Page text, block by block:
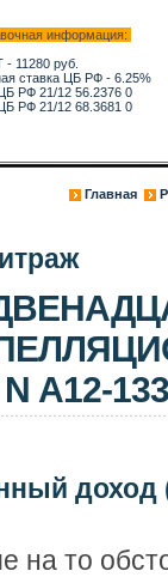
информация:
11280 руб.
ставка ЦБ РФ - 6.25%
РФ 21/12 56.2376 0
РФ 21/12 68.3681 0
Главная
А12-
то